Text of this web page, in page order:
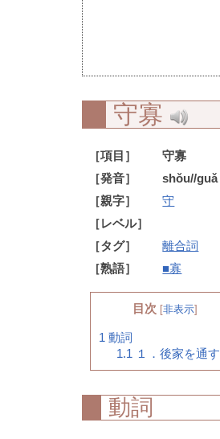
守寡
［項目］
守寡
［発音］
shǒu//guǎ
［親字］
守
［レベル］
［タグ］
離合詞
［熟語］
■寡
目次 [非表示]
1 動詞
1.1 １．後家を通す
動詞